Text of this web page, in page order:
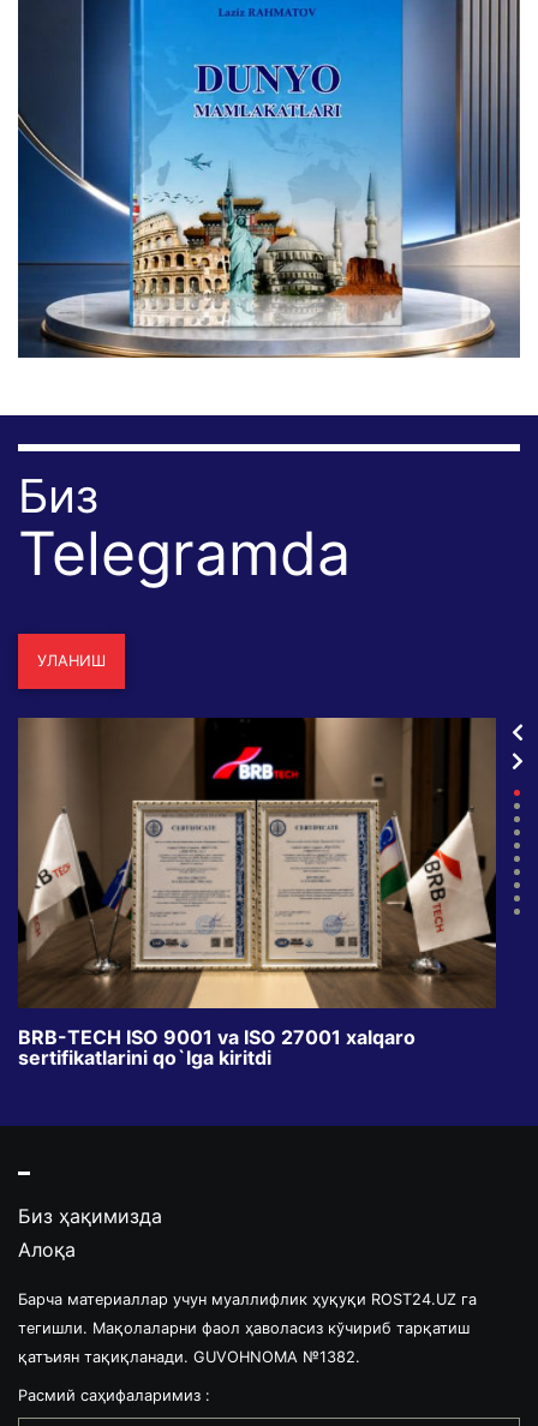
Биз
Telegramda
УЛАНИШ
BRB-TECH ISO 9001 va ISO 27001 xalqaro
sertifikatlarini qo`lga kiritdi
Биз ҳақимизда
Алоқа
Барча материаллар учун муаллифлик ҳуқуқи ROST24.UZ га
тегишли. Мақолаларни фаол ҳаволасиз кўчириб тарқатиш
қатъиян тақиқланади. GUVOHNOMA №1382.
Расмий саҳифаларимиз :